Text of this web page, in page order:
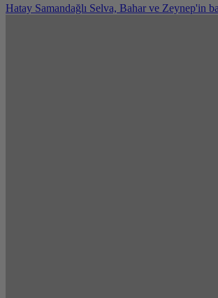
Hatay Samandağlı Selva, Bahar ve Zeynep'in